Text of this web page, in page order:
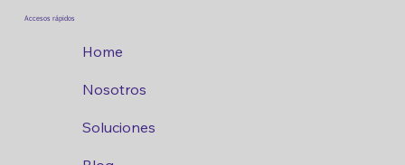
Accesos rápidos
Home
Nosotros
Soluciones